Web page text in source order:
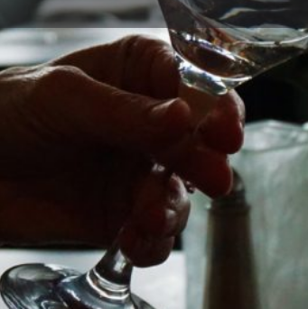
Detalles
Guardar